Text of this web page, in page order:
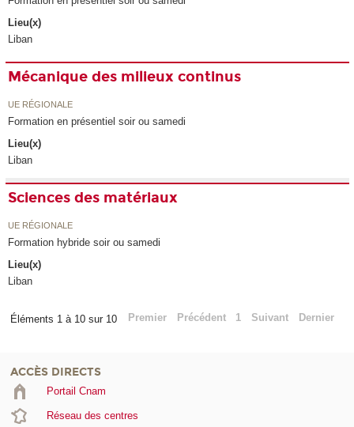
Lieu(x)
Liban
Mécanique des milieux continus
UE RÉGIONALE
Formation en présentiel soir ou samedi
Lieu(x)
Liban
Sciences des matériaux
UE RÉGIONALE
Formation hybride soir ou samedi
Lieu(x)
Liban
Éléments 1 à 10 sur 10 Premier Précédent 1 Suivant Dernier
ACCÈS DIRECTS
Portail Cnam
Réseau des centres